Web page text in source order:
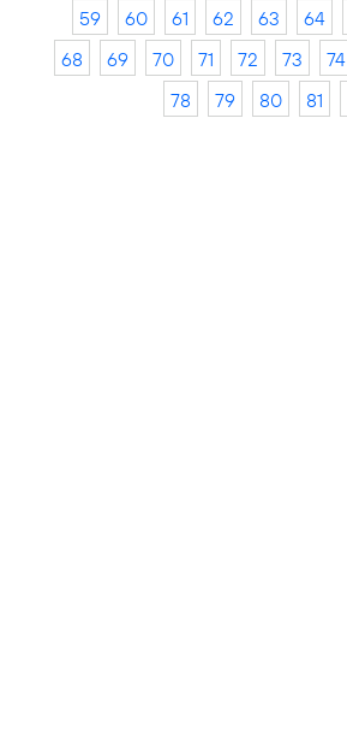
59
60 61 62 63 64
68
69 70 71 72 73 74
78
79 80 81